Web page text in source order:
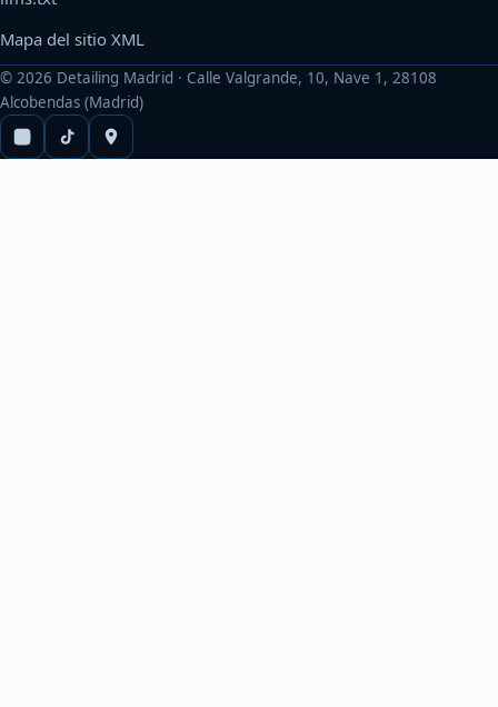
Mapa del sitio XML
© 2026 Detailing Madrid · Calle Valgrande, 10, Nave 1, 28108
Alcobendas (Madrid)